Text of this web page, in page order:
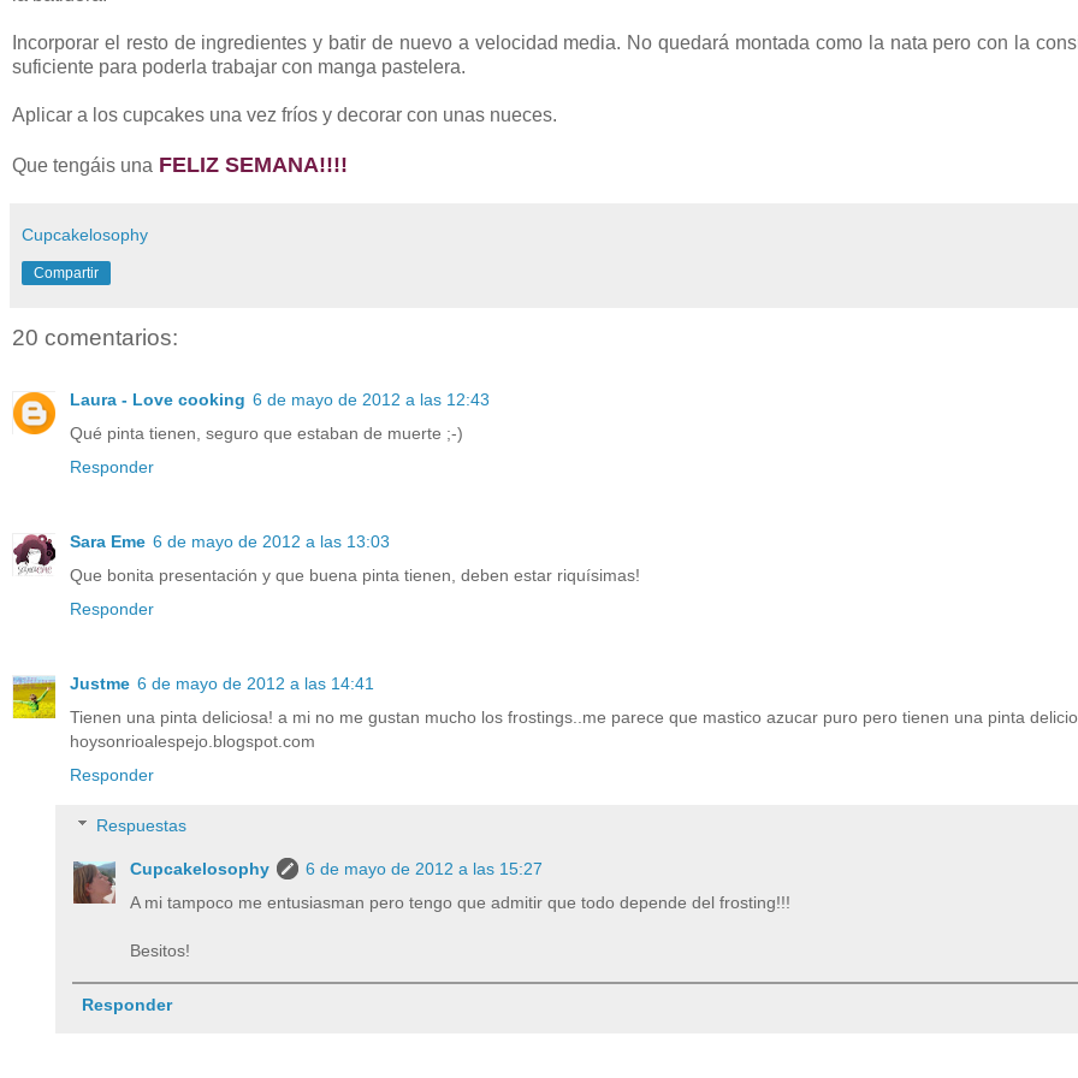
Incorporar el resto de ingredientes y batir de nuevo a velocidad media. No quedará montada como la nata pero con la
suficiente para poderla trabajar con manga pastelera.
Aplicar a los cupcakes una vez fríos y decorar con unas nueces.
Que tengáis una FELIZ SEMANA!!!!
Cupcakelosophy
Compartir
20 comentarios:
Laura - Love cooking 6 de mayo de 2012 a las 12:43
Qué pinta tienen, seguro que estaban de muerte ;-)
Responder
Sara Eme 6 de mayo de 2012 a las 13:03
Que bonita presentación y que buena pinta tienen, deben estar riquísimas!
Responder
Justme 6 de mayo de 2012 a las 14:41
Tienen una pinta deliciosa! a mi no me gustan mucho los frostings..me parece que mastico azucar puro pero tienen una pinta
hoysonrioalespejo.blogspot.com
Responder
Respuestas
Cupcakelosophy
6 de mayo de 2012 a las 15:27
A mi tampoco me entusiasman pero tengo que admitir que todo depende del frosting!!!
Besitos!
Responder